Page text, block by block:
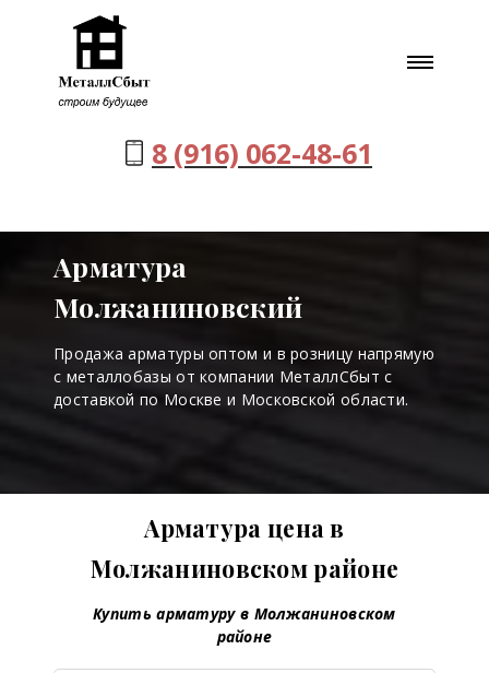
8 (916) 062-48-61
Арматура
Молжаниновский
Продажа арматуры оптом и в розницу напрямую
с металлобазы от компании МеталлСбыт с
доставкой по Москве и Московской области.
Арматура цена в
Молжаниновском районе
Купить арматуру в Молжаниновском
районе